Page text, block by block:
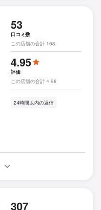
53
口コミ数
この店舗の合計 168
4.95
評価
この店舗の合計 4.98
24時間以内の返信
307